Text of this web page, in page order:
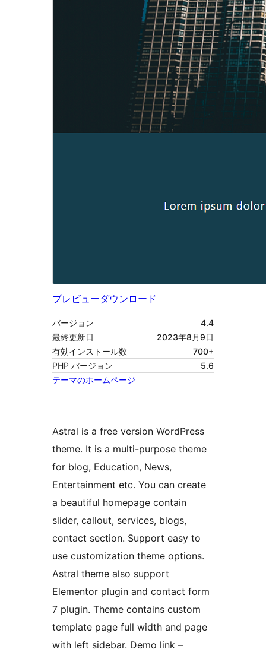
プレビューダウンロード
バージョン
4.4
最終更新日
2023年8月9日
有効インストール数
700+
PHP バージョン
5.6
テーマのホームページ
Astral is a free version WordPress
theme. It is a multi-purpose theme
for blog, Education, News,
Entertainment etc. You can create
a beautiful homepage contain
slider, callout, services, blogs,
contact section. Support easy to
use customization theme options.
Astral theme also support
Elementor plugin and contact form
7 plugin. Theme contains custom
template page full width and page
with left sidebar. Demo link –